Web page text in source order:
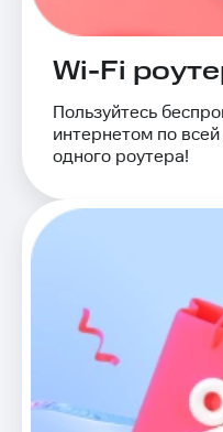
Wi-Fi
Пользуйтесь
интернетом по
одного роутера!